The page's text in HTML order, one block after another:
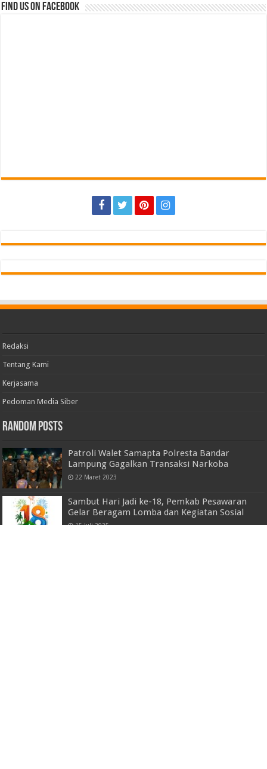
Find us on Facebook
Redaksi
Tentang Kami
Kerjasama
Pedoman Media Siber
Random Posts
Patroli Walet Samapta Polresta Bandar
Lampung Gagalkan Transaksi Narkoba
22 Maret 2023
Sambut Hari Jadi ke-18, Pemkab Pesawaran
Gelar Beragam Lomba dan Kegiatan Sosial
15 Juli 2025